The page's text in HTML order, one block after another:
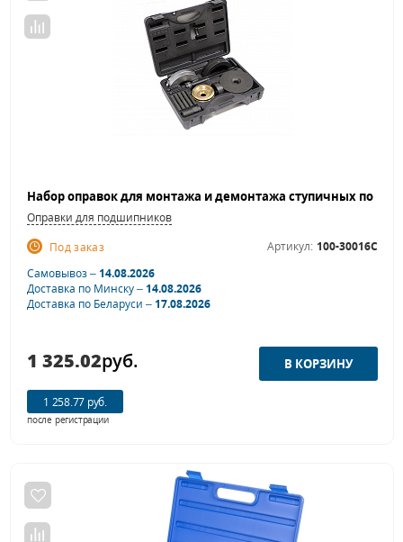
Оправки для подшипников
Под заказ
Артикул: 100-30016C
Самовывоз –14.08.2026
Доставка по Минску –14.08.2026
Доставка по Беларуси –17.08.2026
1 325.02руб.
1 258.77 руб.
после регистрации